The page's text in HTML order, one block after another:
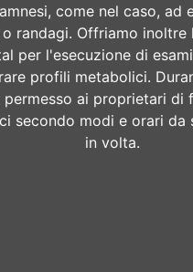
come nel caso, ad
randagi. Offriamo inoltre
per l'esecuzione di
profili metabolici.
permesso ai proprietari di
secondo modi e orari da
in volta.